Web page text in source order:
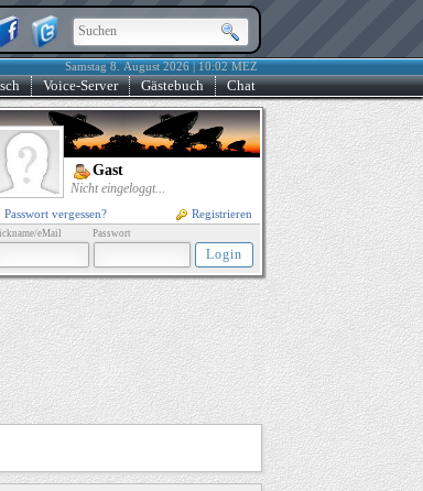
Samstag 8. August 2026 | 10:02 MEZ
Chat
Gästebuch
Voice-Server
Gast
Nicht eingeloggt...
Passwort vergessen? Registrieren
eMail Passwort